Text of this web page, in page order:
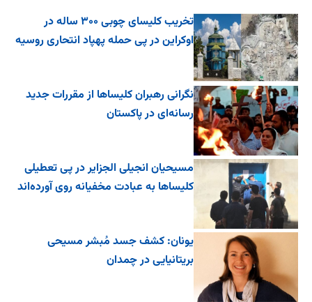
تخریب کلیسای چوبی ۳۰۰ ساله در
اوکراین در پی حمله پهپاد انتحاری روسیه
نگرانی رهبران کلیساها از مقررات جدید
رسانه‌ای در پاکستان
مسیحیان انجیلی الجزایر در پی تعطیلی
کلیساها به عبادت مخفیانه روی آورده‌اند
یونان: کشف جسد مُبشر مسیحی
بریتانیایی در چمدان